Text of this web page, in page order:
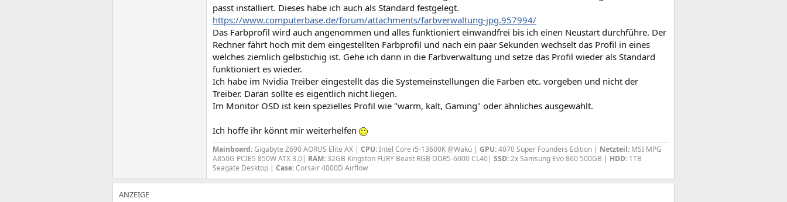
passt installiert. Dieses habe ich auch als Standard festgelegt.
https://www.computerbase.de/forum/attachments/farbverwaltung-jpg.957994/
Das Farbprofil wird auch angenommen und alles funktioniert einwandfrei bis ich einen Neustart durchführe. Der
Rechner fährt hoch mit dem eingestellten Farbprofil und nach ein paar Sekunden wechselt das Profil in eines
welches ziemlich gelbstichig ist. Gehe ich dann in die Farbverwaltung und setze das Profil wieder als Standard
funktioniert es wieder.
Ich habe im Nvidia Treiber eingestellt das die Systemeinstellungen die Farben etc. vorgeben und nicht der
Treiber. Daran sollte es eigentlich nicht liegen.
Im Monitor OSD ist kein spezielles Profil wie "warm, kalt, Gaming" oder ähnliches ausgewählt.
Ich hoffe ihr könnt mir weiterhelfen
Mainboard:Gigabyte Z690 AORUS Elite AX | CPU:Intel Core i5-13600K @Wakü | GPU:4070 Super Founders Edition | Netzteil: MSI MPG
A850G PCIE5 850W ATX 3.0| RAM:32GB Kingston FURY Beast RGB DDR5-6000 CL40| SSD:2x Samsung Evo 860 500GB | HDD: 1TB
Seagate Desktop | Case:Corsair 4000D Airflow